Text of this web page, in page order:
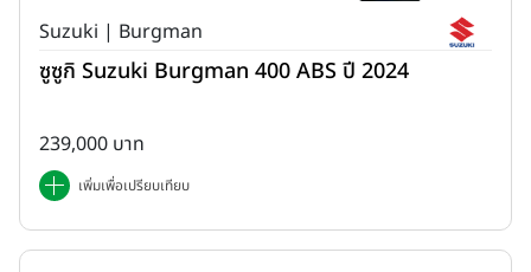
Suzuki | Burgman
ซูซูกิ Suzuki Burgman 400 ABS ปี 2024
239,000 บาท
เพิ่มเพื่อเปรียบเทียบ